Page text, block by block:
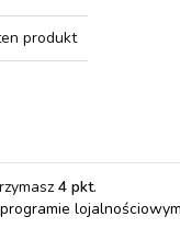
produkt
4 pkt.